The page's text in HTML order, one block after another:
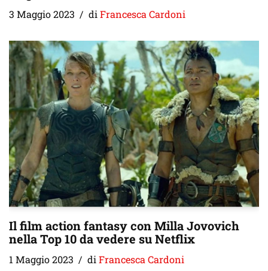
3 Maggio 2023 di Francesca Cardoni
Il film action fantasy con Milla Jovovich
nella Top 10 da vedere su Netflix
1 Maggio 2023 di Francesca Cardoni